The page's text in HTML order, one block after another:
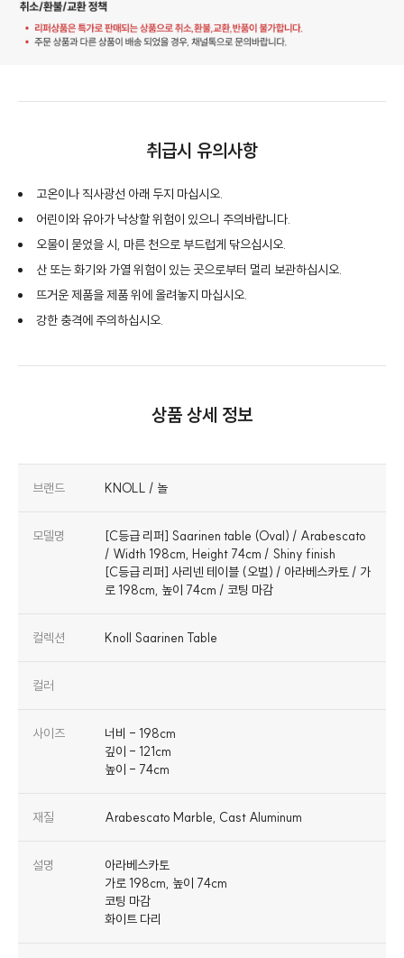
취급시 유의사항
고온이나 직사광선 아래 두지 마십시오.
어린이와 유아가 낙상할 위험이 있으니 주의바랍니다.
오물이 묻었을 시, 마른 천으로 부드럽게 닦으십시오.
산 또는 화기와 가열 위험이 있는 곳으로부터 멀리 보관하십시오.
뜨거운 제품을 제품 위에 올려놓지 마십시오.
강한 충격에 주의하십시오.
상품 상세 정보
브랜드 KNOLL / 놀
모델명
[C등급 리퍼] Saarinen table (Oval) / Arabescato
/ Width 198cm, Height 74cm / Shiny finish
[C등급 리퍼] 사리넨 테이블 (오벌) / 아라베스카토 / 가
로 198cm, 높이 74cm / 코팅 마감
컬렉션 Knoll Saarinen Table
컬러
사이즈
너비 - 198cm
깊이 - 121cm
높이 - 74cm
재질 Arabescato Marble, Cast Aluminum
설명
아라베스카토
가로 198cm, 높이 74cm
코팅 마감
화이트 다리